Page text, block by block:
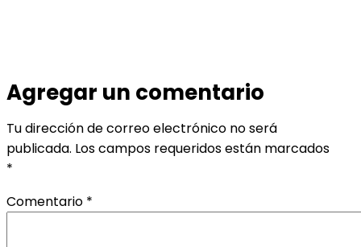
Agregar un comentario
Tu dirección de correo electrónico no será
publicada. Los campos requeridos están marcados
*
Comentario *